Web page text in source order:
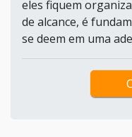
eles fiquem
de alcance, é
se deem em uma